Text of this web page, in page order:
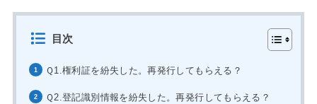
目次
Ｑ1.権利証を紛失した。再発行してもらえる？
Ｑ2.登記識別情報を紛失した。再発行してもらえる？